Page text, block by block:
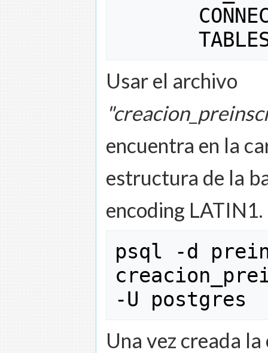
Usar el archivo
encuentra en la
estructura de la
encoding LATIN1.
psql -d
-U postgres
Una vez creada